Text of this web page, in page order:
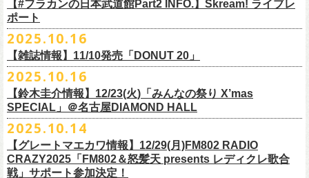
B.M.B BREWERY
Far Yeast Brewing
FARMENTRY
FILL BREWING
みぞのくち醸造所
YOUNG MASTER（ドリンクアッパーズ）
横浜ビール
横浜ベイブルーイング
Riip Beer他（Ever Green Imports）
Y.MARKET BREWING
US BREWERY（近日発表！）
US BREWERY（近日発表！）
日目 2023.12.13 京都磔磔
◎ フラワーカンパニーズ「神さまツアー」～年末恒例磔磔2デイズ～ 2
日目 2023.12.14 京都磔磔
▼視聴はこちら
https://video.unext.jp/browse/feature/FET0012549
ほか過去ライブ映像２作品も配信中！
＊11/20(木)より配信中
◎「フラカンの横浜アリーナ -リモートライヴ編- 〜生き続けてる事は最
大のメッセージ！〜」
ーー過去ライブ映像配信スケジュールーー
＊11/20(木)より配信中
◎「フラカンの横浜アリーナ -リモートライヴ編- 〜生き続けてる事は最
大のメッセージ！〜」
https://video.unext.jp/browse/feature/FET0012549
＊12/4(木)配信開始予定
◎ フラワーカンパニーズ「神さまツアー」～年末恒例磔磔2デイズ～ 1
日目 2023.12.13 京都磔磔
◎ フラワーカンパニーズ「神さまツアー」～年末恒例磔磔2デイズ～ 2
配信URL：https://t.unext.jp/r/flowercompanyz
ーー過去ライブ映像配信スケジュール予定ーー
＊11/27(木)配信開始予定
◎「ゾロ目だョ全員集合!〜フラカン33年、野音99年〜」2022.9.23 日比
谷野外大音楽堂
＊12/4(木)配信開始予定
◎ フラワーカンパニーズ「神さまツアー」～年末恒例磔磔2デイズ～ 1
日目 2023.12.13 京都磔磔
◎ フラワーカンパニーズ「神さまツアー」～年末恒例磔磔2デイズ～ 2
会場：東京・西早稲田BLAH BLAH BLAH
出演：北島康雄(四星球) ゲスト：鈴木圭介(フラワーカンパニーズ)
チャージ：前売¥3000/当日¥3500(+1drink ¥600)
予約開始：2025年11月16日(日)12:00〜
予約方法：Livepocketで受付
＊一般発売に先がけ、HP先行あり！
＜HP先行＞
受付期間： 11月 13日
受付URL：https://l-tike.com/su- xing-cyu/
さらにこの配信を記念し、同じくU-NEXTにて、
ナでの無観客配信ライブ、
恒例となっている京都のライブハウス磔磔でのセットリ
し2DAYSの2023年の映像も配信されることが決定！
武道館ライブ配信に先駆け、順次公開される予定です。
どうぞお楽しみに！
＊U-NEXT独占ライブ配信詳細
◎フラワーカンパニーズ「フラカンの日本武道館 Part2 〜超・今が
旬〜」
司会：金光裕史（音楽と人編集部／阪神タイガース）
料金：前売￥4,000 ※税込／要1オーダー（500円以上）
チケット一般発売日：11月8日（土）10時〜
※購入枚数制限あり／お一人様2枚まで
※チケットの整理番号順での入場となります。
販売URL
https://eplus.jp/sf/detail/4428590001-P0030001
注意事項
※営利目的のチケットの転売は固くお断り致します。転売チケットは入
場をお断りする場合もあ
【#フラカンの日本武道館Part2 INFO.】Skream! ライブレ
ポート
■10月16日(木)公開 Skream!
＊9/20(土)「フラカンの日本武道館 Part2 〜超・今が旬〜」ライブレポー
ト掲載
https://skream.jp/livereport/2025/10/flower_companyz.php
2025.10.16
【雑誌情報】11/10発売「DONUT 20」
■11月10日(月)発売 「DONUT 20」
＊グレートマエカワインタビュー掲載
【グレートマエカワ（フラワーカンパニーズ）「ロックンロールが降っ
てきた日」】
人生を変えた1枚のレコードについて訊く「ロックンロールが降ってきた
日」に、先ごろ、二度目の日本武道館公演を成功させたフラワーカンパ
ニーズのグレートマエカワが登場。自身の音楽人生とフラワーカンパニ
2025.10.16
【鈴木圭介情報】12/23(火)「みんなの祭り X’mas
SPECIAL」＠名古屋DIAMOND HALL
2025.10.14
【グレートマエカワ情報】12/29(月)FM802 RADIO
CRAZY2025「FM802＆怒髪天 presents レディクレ歌合
戦」サポート参加決定！